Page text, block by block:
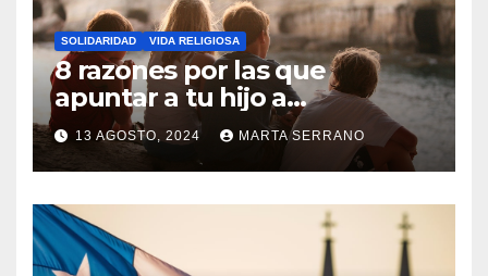
A
R
I
O
S
A
Y
SOLIDARIDAD VIDA RELIGIOSA
8 razones por las que
apuntar a tu hijo a
Catequesis
13 AGOSTO, 2024 MARTA SERRANO
N
O